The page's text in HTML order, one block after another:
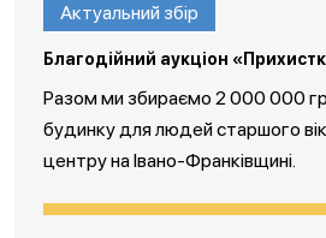
Актуальний збір
Благодійний аукціон
Разом ми збираємо 2 000 000
будинку для людей старшого
центру на Івано-Франківщині.